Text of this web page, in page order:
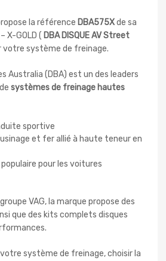
la référence DBA575Xde sa
X-GOLD ( DBA DISQUE AV Street
votre système de freinage.
Australia (DBA) est un des leaders
systèmes de freinage hautes
sportive
et fer allié à haute teneur en
pour les voitures
VAG, la marque propose des
que des kits complets disques
votre système de freinage, choisir la